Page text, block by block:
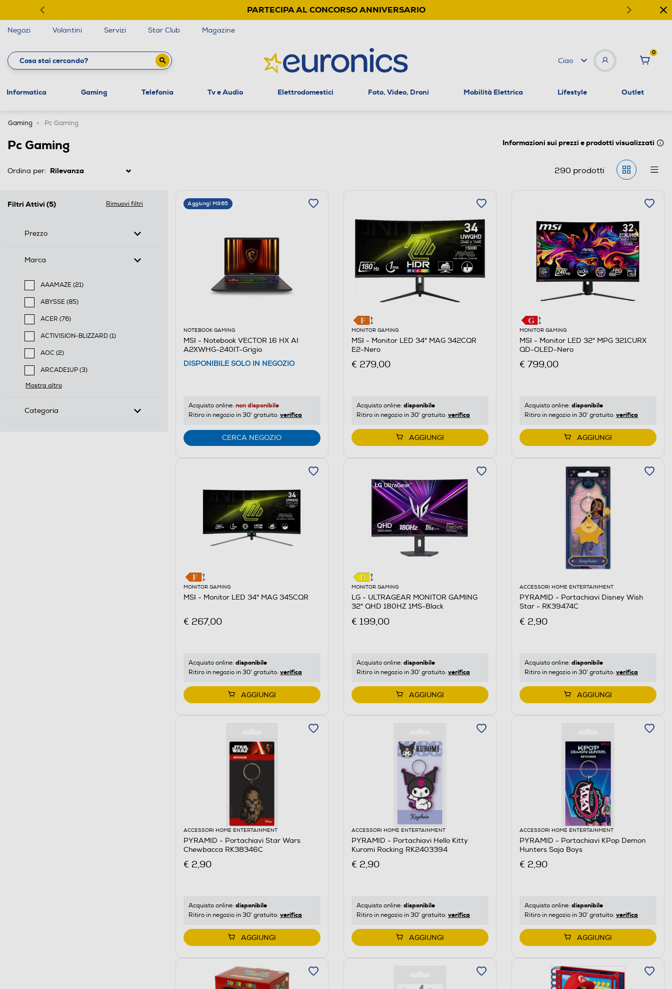
PARTECIPA AL CONCORSO ANNIVERSARIO
Negozi Volantini Servizi Star Club Magazine
Ciao
0
Informatica Gaming Telefonia Tv e Audio Elettrodomestici Foto, Video, Droni Mobilità Elettrica Lifestyle Outlet
Gaming Pc Gaming
Pc Gaming Informazioni sui prezzi e prodotti visualizzati
Ordina per: 290 prodotti
Filtri Attivi (5) Rimuovi filtri
Prezzo
Marca
AAAMAZE (21)
Filtra per Marca: AAAMAZE
ABYSSE (85)
Filtra per Marca: ABYSSE
ACER (76)
Filtra per Marca: ACER
ACTIVISION-BLIZZARD (1)
Filtra per Marca: ACTIVISION-BLIZZARD
AOC (2)
Filtra per Marca: AOC
ARCADE1UP (3)
Filtra per Marca: ARCADE1UP
Mostra altro
Categoria
Aggiungi M365
NOTEBOOK GAMING
MSI - Notebook VECTOR 16 HX AI
A2XWHG-240IT-Grigio
DISPONIBILE SOLO IN NEGOZIO
Acquisto online: non disponibile
Ritiro in negozio in 30' gratuito: verifica
CERCA NEGOZIO
MONITOR GAMING
MSI - Monitor LED 34" MAG 342CQR
E2-Nero
€ 279,00
Acquisto online: disponibile
Ritiro in negozio in 30' gratuito: verifica
AGGIUNGI
MONITOR GAMING
MSI - Monitor LED 32" MPG 321CURX
QD-OLED-Nero
€ 799,00
Acquisto online: disponibile
Ritiro in negozio in 30' gratuito: verifica
AGGIUNGI
MONITOR GAMING
MSI - Monitor LED 34" MAG 345CQR
€ 267,00
Acquisto online: disponibile
Ritiro in negozio in 30' gratuito: verifica
AGGIUNGI
MONITOR GAMING
LG - ULTRAGEAR MONITOR GAMING
32" QHD 180HZ 1MS-Black
€ 199,00
Acquisto online: disponibile
Ritiro in negozio in 30' gratuito: verifica
AGGIUNGI
ACCESSORI HOME ENTERTAINMENT
PYRAMID - Portachiavi Disney Wish
Star - RK39474C
€ 2,90
Acquisto online: disponibile
Ritiro in negozio in 30' gratuito: verifica
AGGIUNGI
ACCESSORI HOME ENTERTAINMENT
PYRAMID - Portachiavi Star Wars
Chewbacca RK38346C
€ 2,90
Acquisto online: disponibile
Ritiro in negozio in 30' gratuito: verifica
AGGIUNGI
ACCESSORI HOME ENTERTAINMENT
PYRAMID - Portachiavi Hello Kitty
Kuromi Rocking RK2403394
€ 2,90
Acquisto online: disponibile
Ritiro in negozio in 30' gratuito: verifica
AGGIUNGI
ACCESSORI HOME ENTERTAINMENT
PYRAMID - Portachiavi KPop Demon
Hunters Saja Boys
€ 2,90
Acquisto online: disponibile
Ritiro in negozio in 30' gratuito: verifica
AGGIUNGI